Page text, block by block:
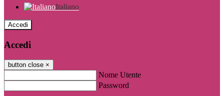
Italiano
Accedi
Accedi
button close ×
Nome Utente
Password